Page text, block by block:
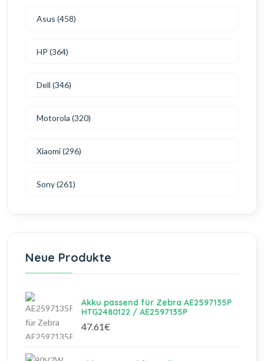
Asus (458)
HP (364)
Dell (346)
Motorola (320)
Xiaomi (296)
Sony (261)
Neue Produkte
Akku passend für Zebra AE2597135P
HTG2480122 / AE2597135P
47.61€